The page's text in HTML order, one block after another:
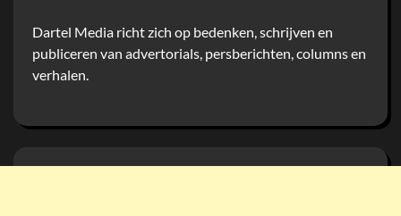
Dartel Media richt zich op bedenken, schrijven en
publiceren van advertorials, persberichten, columns en
verhalen.